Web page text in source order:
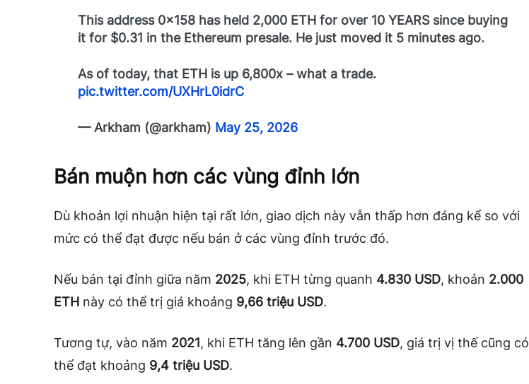
This address 0x158 has held 2,000 ETH for over 10 YEARS since buying
it for $0.31 in the Ethereum presale. He just moved it 5 minutes ago.
As of today, that ETH is up 6,800x – what a trade.
pic.twitter.com/UXHrL0idrC
— Arkham (@arkham) May 25, 2026
Bán muộn hơn các vùng đỉnh lớn
Dù khoản lợi nhuận hiện tại rất lớn, giao dịch này vẫn thấp hơn đáng kể so với
mức có thể đạt được nếu bán ở các vùng đỉnh trước đó.
Nếu bán tại đỉnh giữa năm 2025, khi ETH từng quanh 4.830 USD, khoản 2.000
ETH này có thể trị giá khoảng 9,66 triệu USD.
Tương tự, vào năm 2021, khi ETH tăng lên gần 4.700 USD, giá trị vị thế cũng có
thể đạt khoảng 9,4 triệu USD.